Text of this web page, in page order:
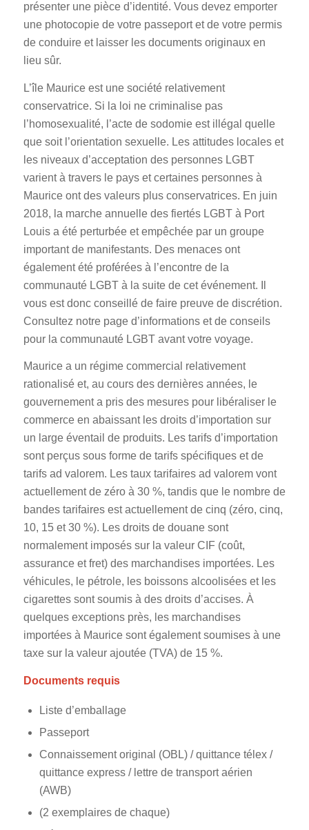
présenter une pièce d’identité. Vous devez emporter
une photocopie de votre passeport et de votre permis
de conduire et laisser les documents originaux en
lieu sûr.
L’île Maurice est une société relativement
conservatrice. Si la loi ne criminalise pas
l’homosexualité, l’acte de sodomie est illégal quelle
que soit l’orientation sexuelle. Les attitudes locales et
les niveaux d’acceptation des personnes LGBT
varient à travers le pays et certaines personnes à
Maurice ont des valeurs plus conservatrices. En juin
2018, la marche annuelle des fiertés LGBT à Port
Louis a été perturbée et empêchée par un groupe
important de manifestants. Des menaces ont
également été proférées à l’encontre de la
communauté LGBT à la suite de cet événement. Il
vous est donc conseillé de faire preuve de discrétion.
Consultez notre page d’informations et de conseils
pour la communauté LGBT avant votre voyage.
Maurice a un régime commercial relativement
rationalisé et, au cours des dernières années, le
gouvernement a pris des mesures pour libéraliser le
commerce en abaissant les droits d’importation sur
un large éventail de produits. Les tarifs d’importation
sont perçus sous forme de tarifs spécifiques et de
tarifs ad valorem. Les taux tarifaires ad valorem vont
actuellement de zéro à 30 %, tandis que le nombre de
bandes tarifaires est actuellement de cinq (zéro, cinq,
10, 15 et 30 %). Les droits de douane sont
normalement imposés sur la valeur CIF (coût,
assurance et fret) des marchandises importées. Les
véhicules, le pétrole, les boissons alcoolisées et les
cigarettes sont soumis à des droits d’accises. À
quelques exceptions près, les marchandises
importées à Maurice sont également soumises à une
taxe sur la valeur ajoutée (TVA) de 15 %.
Documents requis
Liste d’emballage
Passeport
Connaissement original (OBL) / quittance télex /
quittance express / lettre de transport aérien
(AWB)
(2 exemplaires de chaque)